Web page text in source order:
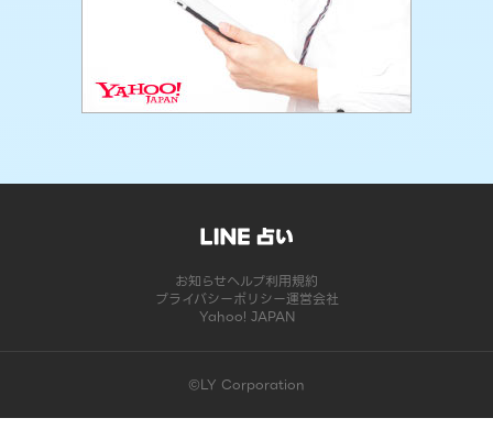
お知らせヘルプ利用規約
プライバシーポリシー運営会社
Yahoo! JAPAN
©LY Corporation
このコンテンツは掲載が終了しました | LINE占い